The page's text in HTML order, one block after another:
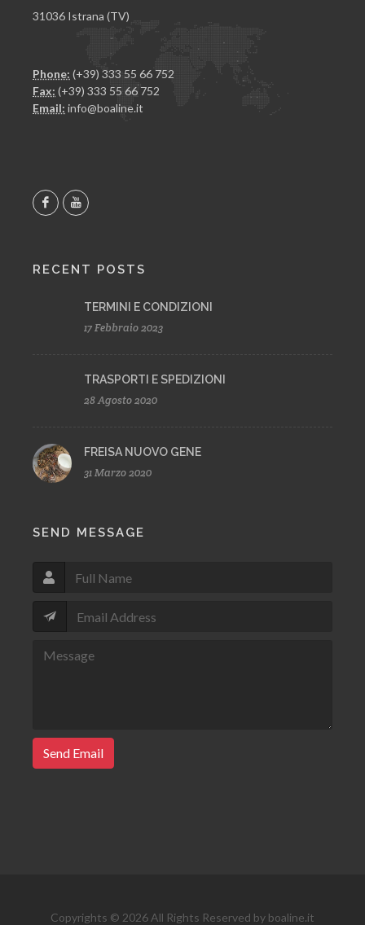
31036 Istrana (TV)
Phone: (+39) 333 55 66 752
Fax: (+39) 333 55 66 752
Email: info@boaline.it
RECENT POSTS
TERMINI E CONDIZIONI
17 Febbraio 2023
TRASPORTI E SPEDIZIONI
28 Agosto 2020
FREISA NUOVO GENE
31 Marzo 2020
SEND MESSAGE
Send Email
Copyrights © 2026 All Rights Reserved by boaline.it